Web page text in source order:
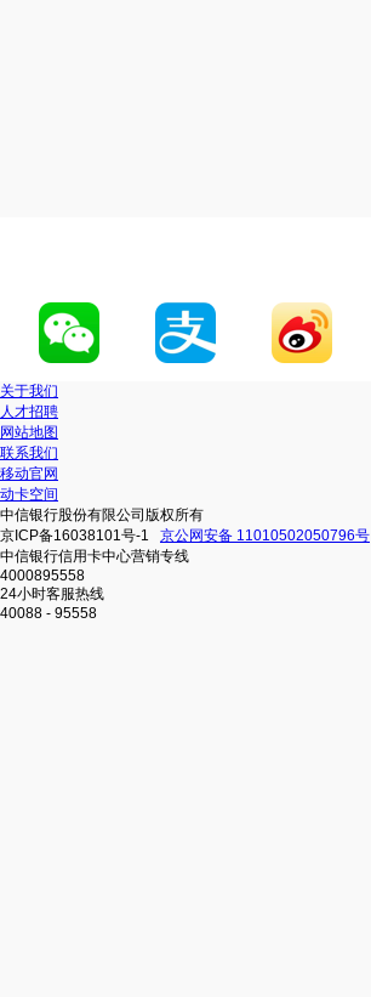
关于我们
人才招聘
网站地图
联系我们
移动官网
动卡空间
中信银行股份有限公司版权所有
京ICP备16038101号-1
京公网安备 11010502050796号
中信银行信用卡中心营销专线
4000895558
24小时客服热线
40088 - 95558